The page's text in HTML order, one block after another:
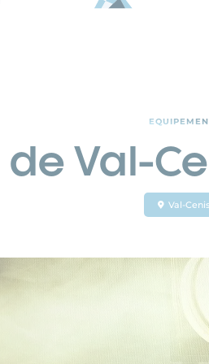
Val-
Val-Cenis